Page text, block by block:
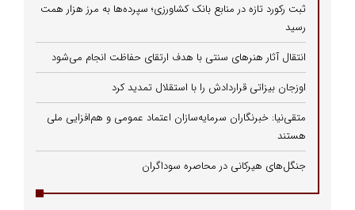
ثبت رکورد تازه در منابع بانک کشاورزی؛ سپرده‌ها به مرز هزار همت
رسید
انتقال آثار هنرهای سنتی با هدف ارتقای حفاظت انجام می‌شود
اوزجان بیزاتی قراردادش را با استقلال تمدید کرد
متقی‌نیا: خبرنگاران سرمایه‌سازان اعتماد عمومی و هم‌افزایی ملی
هستند
جنگل‌های هیرکانی در محاصره سوداگران